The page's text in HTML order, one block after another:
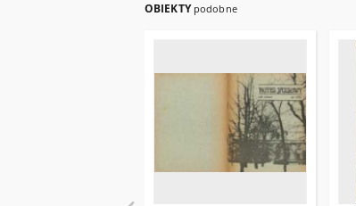
OBIEKTY podobne